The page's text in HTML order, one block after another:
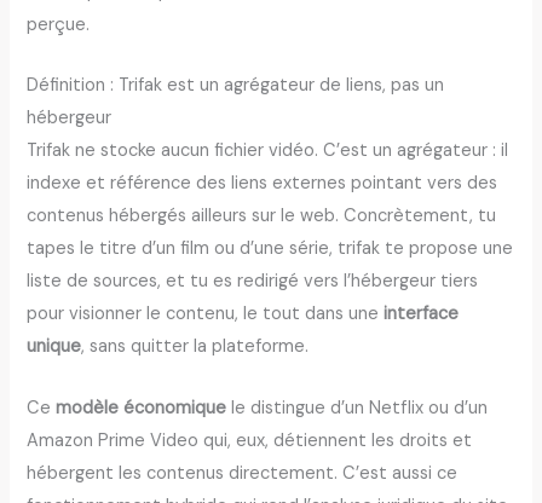
perçue.
Définition : Trifak est un agrégateur de liens, pas un
hébergeur
Trifak ne stocke aucun fichier vidéo. C’est un agrégateur : il
indexe et référence des liens externes pointant vers des
contenus hébergés ailleurs sur le web. Concrètement, tu
tapes le titre d’un film ou d’une série, trifak te propose une
liste de sources, et tu es redirigé vers l’hébergeur tiers
pour visionner le contenu, le tout dans uneinterface
unique, sans quitter la plateforme.
Cemodèle économique le distingue d’un Netflix ou d’un
Amazon Prime Video qui, eux, détiennent les droits et
hébergent les contenus directement. C’est aussi ce